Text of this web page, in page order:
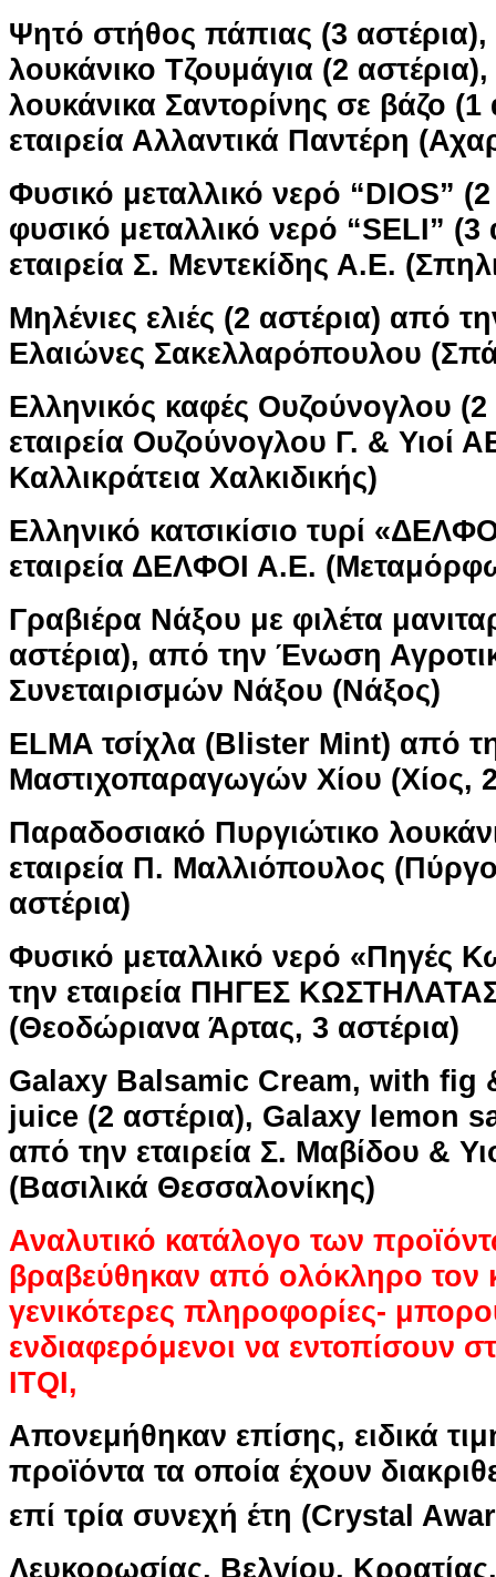
Ψητό στήθος πάπιας (3
λουκάνικο Τζουμάγια (2
λουκάνικα Σαντορίνης σε βάζο
εταιρεία Αλλαντικά Παντέρη
Φυσικό μεταλλικό νερό “DIOS” (2
φυσικό μεταλλικό νερό “SELI”
εταιρεία Σ. Μεντεκίδης Α.Ε.
Μηλένιες ελιές (2 αστέρια) από
Ελαιώνες Σακελλαρόπουλου
Ελληνικός καφές Ουζούνογλου
εταιρεία Ουζούνογλου Γ. & Υιοί
Καλλικράτεια Χαλκιδικής)
Ελληνικό κατσικίσιο τυρί
εταιρεία ΔΕΛΦΟΙ Α.Ε.
Γραβιέρα Νάξου με φιλέτα
αστέρια), από την Ένωση
Συνεταιρισμών Νάξου (Νάξος)
ELMA τσίχλα (Blister Mint) από
Μαστιχοπαραγωγών Χίου (Χίος,
Παραδοσιακό Πυργιώτικο
εταιρεία Π. Μαλλιόπουλος
αστέρια)
Φυσικό μεταλλικό νερό «Πηγές
την εταιρεία ΠΗΓΕΣ
(Θεοδώριανα Άρτας, 3 αστέρια)
Galaxy Balsamic Cream, with fig
juice (2 αστέρια), Galaxy lemon
από την εταιρεία Σ. Μαβίδου &
(Βασιλικά Θεσσαλονίκης)
Αναλυτικό κατάλογο των
βραβεύθηκαν από ολόκληρο τον
γενικότερες πληροφορίες-
ενδιαφερόμενοι να εντοπίσουν
ITQI,
Απονεμήθηκαν επίσης, ειδικά
προϊόντα τα οποία έχουν
επί τρία συνεχή έτη (Crystal
Λευκορωσίας, Βελγίου,